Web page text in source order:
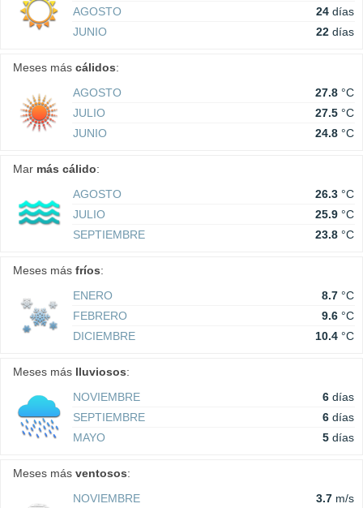
AGOSTO
24 días
JUNIO
22 días
Meses más cálidos:
AGOSTO
27.8 °C
JULIO
27.5 °C
JUNIO
24.8 °C
Mar más cálido:
AGOSTO
26.3 °C
JULIO
25.9 °C
SEPTIEMBRE
23.8 °C
Meses más fríos:
ENERO
8.7 °C
FEBRERO
9.6 °C
DICIEMBRE
10.4 °C
Meses más lluviosos:
NOVIEMBRE
6 días
SEPTIEMBRE
6 días
MAYO
5 días
Meses más ventosos:
NOVIEMBRE
3.7 m/s